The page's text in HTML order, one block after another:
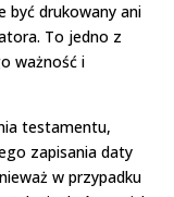
być drukowany ani
To jedno z
ważność i
testamentu,
zapisania daty
w przypadku